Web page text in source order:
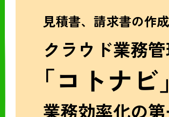
見積書、請求書の作
クラウド業務
「コトナ
業務効率化の第